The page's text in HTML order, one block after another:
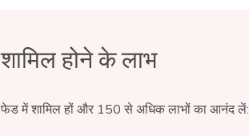
शामिल होने के लाभ
फेड में शामिल हों और 150 से अधिक लाभों का आनंद लें: